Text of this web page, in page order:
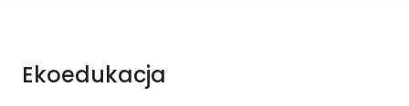
Ekoedukacja